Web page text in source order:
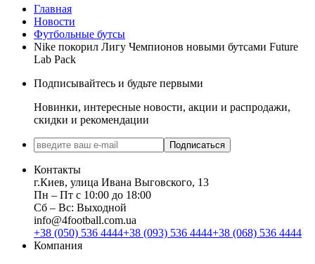
Главная
Новости
Футбольные бутсы
Nike покорил Лигу Чемпионов новыми бутсами Future
Lab Pack
Подписывайтесь и будьте первыми
Новинки, интересные новости, акции и распродажи,
скидки и рекомендации
Подписаться
Контакты
г.Киев, улица Ивана Выговского, 13
Пн ‒ Пт с 10:00 до 18:00
Сб ‒ Вс: Выходной
info@4football.com.ua
+38 (050) 536 4444+38 (093) 536 4444+38 (068) 536 4444
Компания